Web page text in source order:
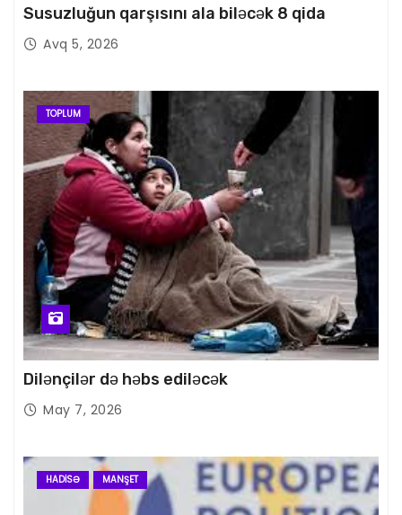
Susuzluğun qarşısını ala biləcək 8 qida
Avq 5, 2026
TOPLUM
Dilənçilər də həbs ediləcək
May 7, 2026
HADISƏ MANŞET